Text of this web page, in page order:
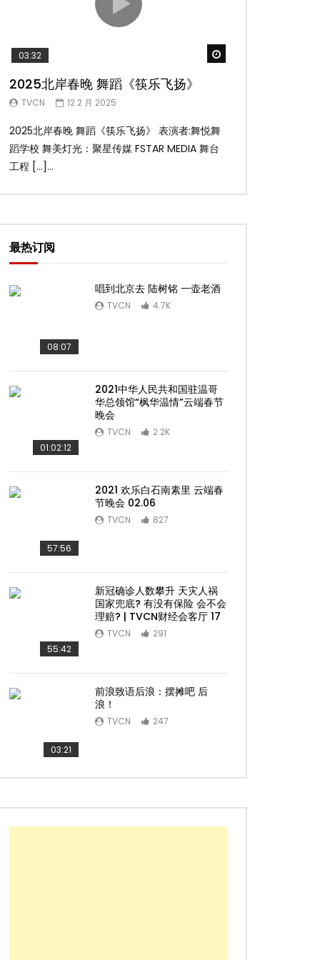
03:32
2025北岸春晚 舞蹈《筷乐飞扬》
TVCN 12 2 月 2025
2025北岸春晚 舞蹈《筷乐飞扬》 表演者:舞悦舞
蹈学校 舞美灯光：聚星传媒 FSTAR MEDIA 舞台
工程 […]...
最热订阅
08:07
唱到北京去 陆树铭 一壶老酒
TVCN 4.7K
01:02:12
2021中华人民共和国驻温哥
华总领馆“枫华温情”云端春节
晚会
TVCN 2.2K
57:56
2021 欢乐白石南素里 云端春
节晚会 02.06
TVCN 827
55:42
新冠确诊人数攀升 天灾人祸
国家兜底? 有没有保险 会不会
理赔? | TVCN财经会客厅 17
TVCN 291
03:21
前浪致语后浪：摆摊吧 后
浪！
TVCN 247